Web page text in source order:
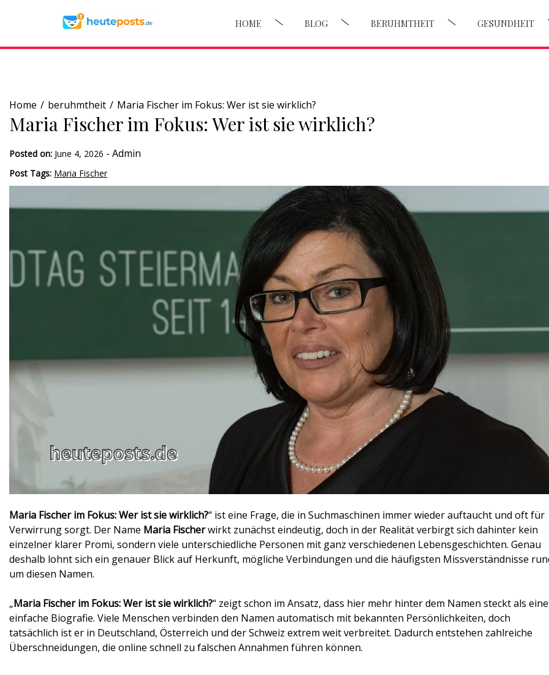
HOME BLOG BERUHMTHEIT GESUNDHEIT
Home beruhmtheit Maria Fischer im Fokus: Wer ist sie wirklich?
Maria Fischer im Fokus: Wer ist sie wirklich?
Posted on: June 4, 2026 - Admin
Post Tags: Maria Fischer
Maria Fischer im Fokus: Wer ist sie wirklich?“ ist eine Frage, die in Suchmaschinen immer wieder auftaucht und oft für
Verwirrung sorgt. Der Name Maria Fischerwirkt zunächst eindeutig, doch in der Realität verbirgt sich dahinter kein
einzelner klarer Promi, sondern viele unterschiedliche Personen mit ganz verschiedenen Lebensgeschichten. Genau
deshalb lohnt sich ein genauer Blick auf Herkunft, mögliche Verbindungen und die häufigsten Missverständnisse
um diesen Namen.
„Maria Fischer im Fokus: Wer ist sie wirklich?“ zeigt schon im Ansatz, dass hier mehr hinter dem Namen steckt als eine
einfache Biografie. Viele Menschen verbinden den Namen automatisch mit bekannten Persönlichkeiten, doch
tatsächlich ist er in Deutschland, Österreich und der Schweiz extrem weit verbreitet. Dadurch entstehen zahlreiche
Überschneidungen, die online schnell zu falschen Annahmen führen können.